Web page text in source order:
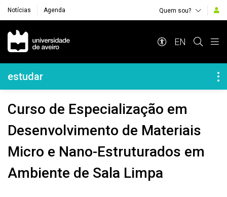
Notícias Agenda Quem sou?
Navegação Principal
EN
Navegação Lateral
estudar
Curso de Especialização em
Desenvolvimento de Materiais
Micro e Nano-Estruturados em
Ambiente de Sala Limpa